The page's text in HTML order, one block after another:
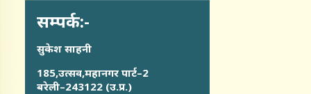
सम्पर्क:-
सुकेश साहनी
185,उत्सव,महानगर पार्ट–2
बरेली–243122 (उ.प्र.)